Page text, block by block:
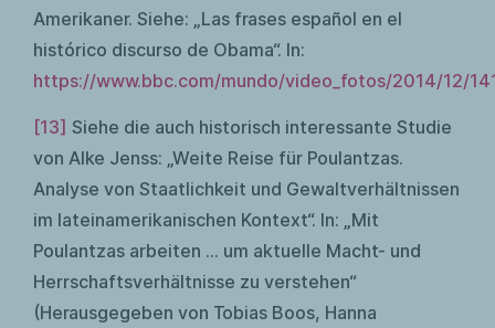
Amerikaner. Siehe: „Las frases español en el
histórico discurso de Obama“. In:
https://www.bbc.com/mundo/video_fotos/2014/12/
[13] Siehe die auch historisch interessante Studie
von Alke Jenss: „Weite Reise für Poulantzas.
Analyse von Staatlichkeit und Gewaltverhältnissen
im lateinamerikanischen Kontext“. In: „Mit
Poulantzas arbeiten … um aktuelle Macht- und
Herrschaftsverhältnisse zu verstehen“
(Herausgegeben von Tobias Boos, Hanna